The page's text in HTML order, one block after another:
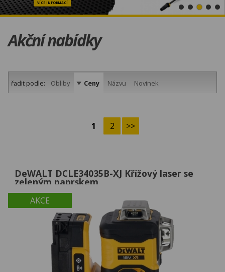
VÍCE INFORMACÍ
Akční nabídky
řadit podle: Obliby Ceny Názvu Novinek
1 2 >>
AKCE
DeWALT DCLE34035B-XJ Křížový laser se
zeleným paprskem